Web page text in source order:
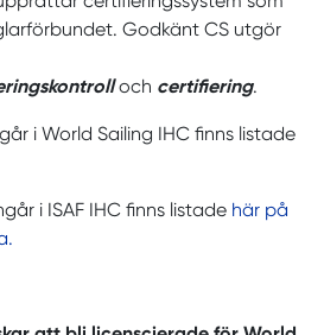
Godkänt CS utgör
och certifiering.
i World Sailing IHC finns listade
i ISAF IHC finns listade här på